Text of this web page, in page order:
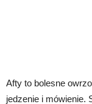
Afty to bolesne
jedzenie i mówienie.